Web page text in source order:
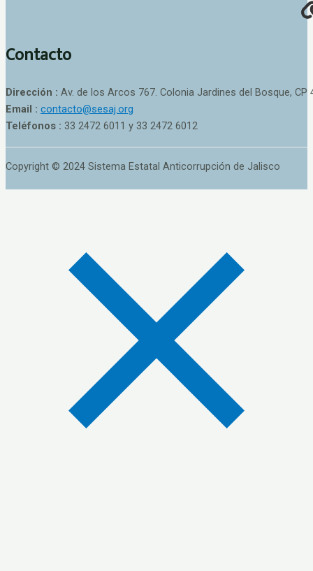
Contacto
Dirección : Av. de los Arcos 767. Colonia Jardines del Bosque, CP
Email : contacto@sesaj.org
Teléfonos : 33 2472 6011 y 33 2472 6012
Copyright © 2024 Sistema Estatal Anticorrupción de Jalisco